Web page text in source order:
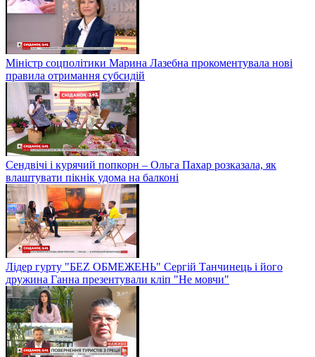
Міністр соцполітики Марина Лазебна прокоментувала нові
правила отримання субсидій
Сендвічі і курячий попкорн – Ольга Пахар розказала, як
влаштувати пікнік удома на балконі
Лідер гурту "БЕZ ОБМЕЖЕНЬ" Сергій Танчинець і його
дружина Ганна презентували кліп "Не мовчи"